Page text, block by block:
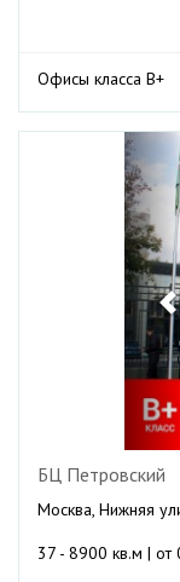
Офисы класса B+
БЦ Петровский
Москва, Нижняя
37 - 8900 кв.м | от